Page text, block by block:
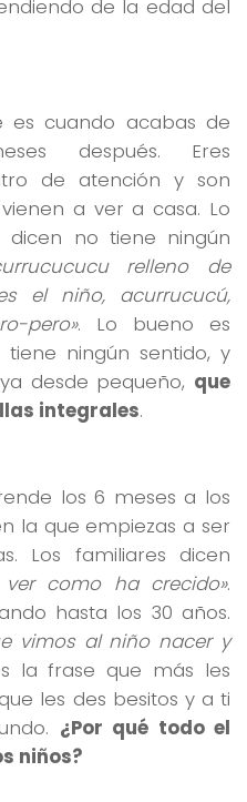
de la edad del
es cuando acabas de
después. Eres
de atención y son
a ver a casa. Lo
no tiene ningún
relleno de
el niño, acurrucucú,
pero». Lo bueno es
ningún sentido, y
desde pequeño, que
integrales.
los 6 meses a los
la que empiezas a ser
Los familiares dicen
ver como ha crecido».
hasta los 30 años.
vimos al niño nacer y
la frase que más les
les des besitos y a ti
¿Por qué todo el
niños?